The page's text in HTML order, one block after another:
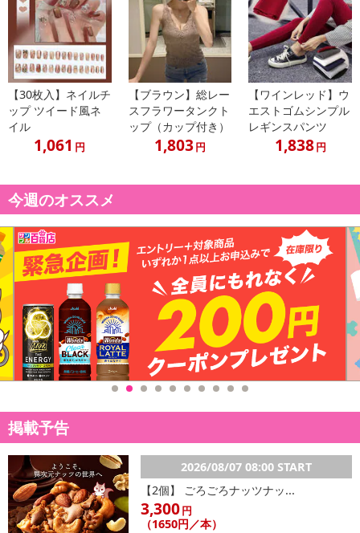
サイズ：約35cm×約74cm
カラー：ホワイト/ライトブルー/ライトグリーン/ライトグレー/ライ
トピンク
素材：ポリエステル100
生産国：中国
すべて平置きサイズです。（計測に付きましては手測りとなります
ので 若干の誤差はご了承ください）
★商品写真はできる限り実物の色に近づけるよう加工しております
多少色の変化が感じられる場合がございます。
★海外生産のため、縫製の甘い部分や生地の継ぎ目の若干のズレや
多少のほつれや形やサイズ に多少の誤差が生じる場合がございま
す。
大量に仕入れている為に商品によってはシワなどが多い場合もござ
います。また、混紡繊維によって生地の織りに他繊維が混紡してい
る場合もございますが品質上の問題はございません。予めご理解下
さいますようお願い致します。
★同じ商品でも年中生産していますので“生産時期”や“カラー”により
形やサイズ，デザイン，色味に商品画像と“誤差”が生じる場合もご
ざいます。
・原材料/材質/素材：ポリエステル
・商品カラー：ライトグリーン
・商品サイズ：約35cm×約74cm
注意事項
【30枚入】ネイルチ
ップ ツイード風ネ
イル
1,061 円
【ブラウン】総レー
スフラワータンクト
ップ（カップ付き）
1,803円
【ワインレッド】ウ
エストゴムシンプル
レギンスパンツ
1,838円
今週のオススメ
掲載予告
2026/08/07 08:00 START
【2個】 ごろごろナッツナッ...
3,300円
（1650円／本）